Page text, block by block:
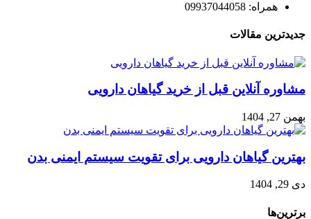
همراه: 09937044058
جدیدترین مقالات
مشاوره آنلاین قبل از خرید گیاهان دارویی
بهمن 27, 1404
بهترین گیاهان دارویی برای تقویت سیستم ایمنی بدن
دی 29, 1404
برترین‌ها